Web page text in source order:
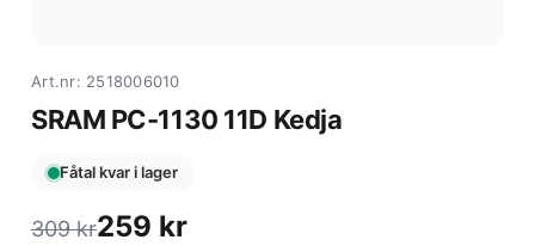
Art.nr: 2518006010
SRAM PC-1130 11D Kedja
Fåtal kvar i lager
309kr259 kr